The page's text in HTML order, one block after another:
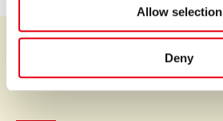
Allow selection
Deny